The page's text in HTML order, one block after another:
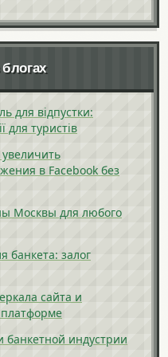
для відпустки:
для туристів
увеличить
в Facebook без
Москвы для любого
банкета: залог
сайта и
платформе
банкетной индустрии